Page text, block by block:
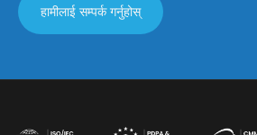
हामीलाई सम्पर्क गर्नुहोस्